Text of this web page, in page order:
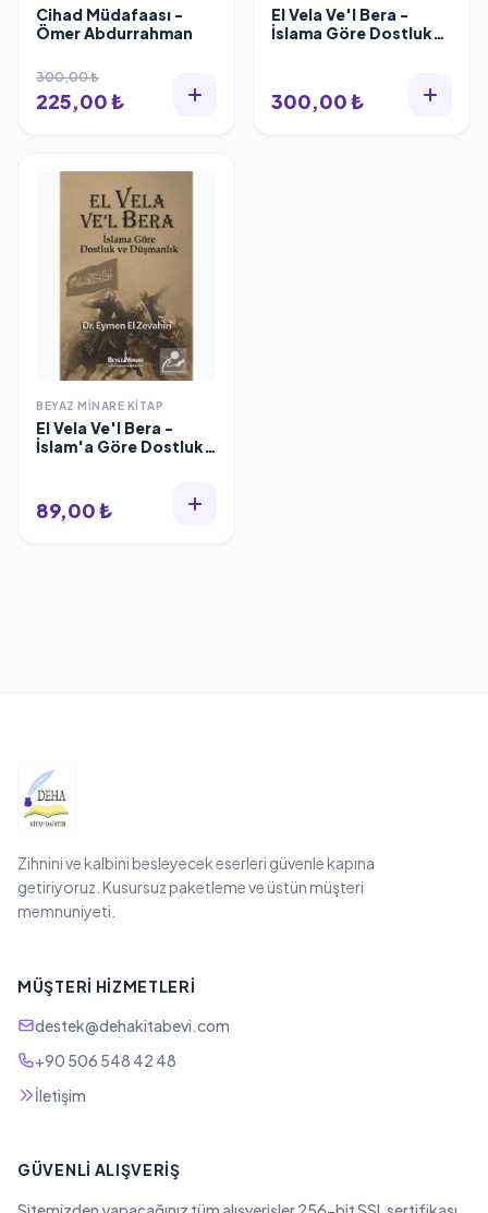
Cihad Müdafaası -
Ömer Abdurrahman
300,00 ₺
225,00 ₺
El Vela Ve'l Bera -
İslama Göre Dostluk
300,00 ₺
BEYAZ MINARE KITAP
El Vela Ve'l Bera -
İslam'a Göre Dostluk
89,00 ₺
Zihnini ve kalbini besleyecek eserleri güvenle kapına
getiriyoruz. Kusursuz paketleme ve üstün müşteri
memnuniyeti.
MÜŞTERI HIZMETLERI
destek@dehakitabevi.com
+90 506 548 42 48
İletişim
GÜVENLI ALIŞVERIŞ